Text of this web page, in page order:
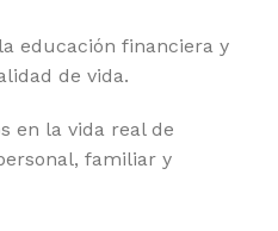
educación financiera y
de vida.
en la vida real de
familiar y